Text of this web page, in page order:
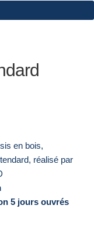
en bois,
réalisé par
5 jours ouvrés